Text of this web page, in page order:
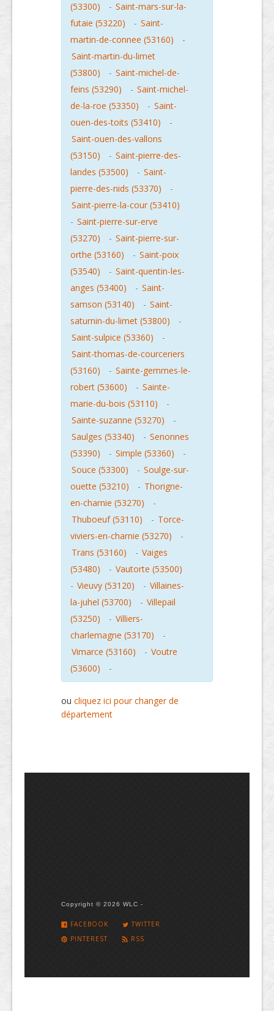
(53300)
- Saint-mars-sur-la-
futaie (53220)
- Saint-
martin-de-connee (53160)
-
Saint-martin-du-limet
(53800)
- Saint-michel-de-
feins (53290)
- Saint-michel-
de-la-roe (53350)
- Saint-
ouen-des-toits (53410)
-
Saint-ouen-des-vallons
(53150)
- Saint-pierre-des-
landes (53500)
- Saint-
pierre-des-nids (53370)
-
Saint-pierre-la-cour (53410)
- Saint-pierre-sur-erve
(53270)
- Saint-pierre-sur-
orthe (53160)
- Saint-poix
(53540)
- Saint-quentin-les-
anges (53400)
- Saint-
samson (53140)
- Saint-
saturnin-du-limet (53800)
-
Saint-sulpice (53360)
-
Saint-thomas-de-courceriers
(53160)
- Sainte-gemmes-le-
robert (53600)
- Sainte-
marie-du-bois (53110)
-
Sainte-suzanne (53270)
-
Saulges (53340)
- Senonnes
(53390)
- Simple (53360)
-
Souce (53300)
- Soulge-sur-
ouette (53210)
- Thorigne-
en-charnie (53270)
-
Thuboeuf (53110)
- Torce-
viviers-en-charnie (53270)
-
Trans (53160)
- Vaiges
(53480)
- Vautorte (53500)
- Vieuvy (53120) - Villaines-
la-juhel (53700)
- Villepail
(53250)
- Villiers-
charlemagne (53170)
-
Vimarce (53160)
- Voutre
(53600)
-
ou cliquez ici pour changer de
département
Copyright © 2026 WLC -
FACEBOOK
TWITTER
PINTEREST
RSS